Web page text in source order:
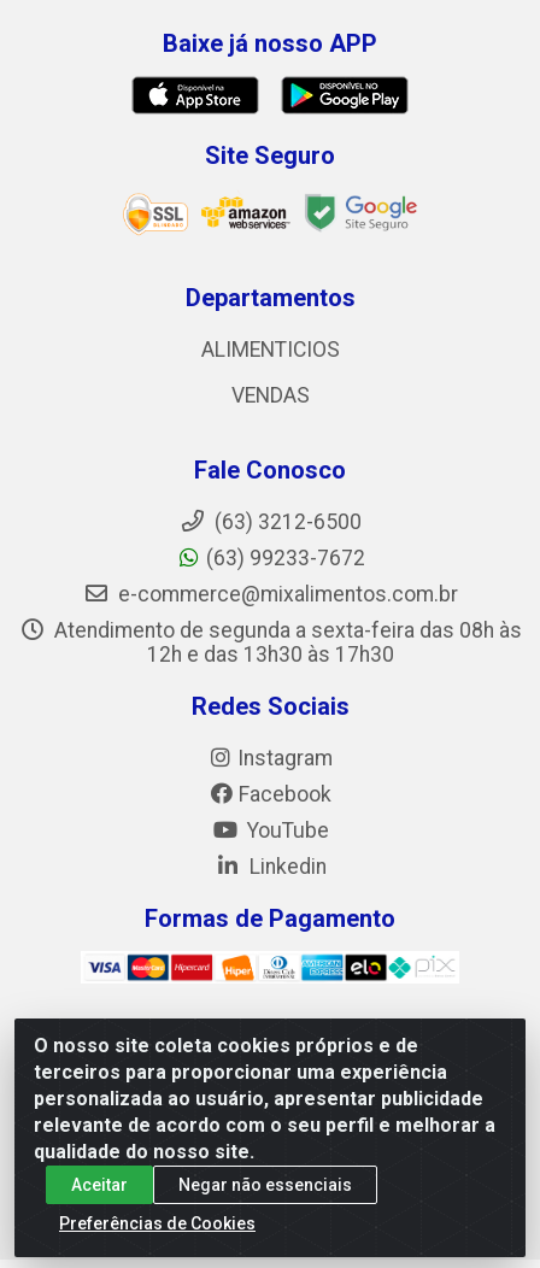
O nosso site coleta cookies próprios e de
terceiros para proporcionar uma experiência
personalizada ao usuário, apresentar publicidade
relevante de acordo com o seu perfil e melhorar a
qualidade do nosso site.
Aceitar
Negar não essenciais
Preferências de Cookies
Baixe já nosso APP
Site Seguro
Departamentos
ALIMENTICIOS
VENDAS
Fale Conosco
(63) 3212-6500
(63) 99233-7672
e-commerce@mixalimentos.com.br
Atendimento de segunda a sexta-feira das 08h às
12h e das 13h30 às 17h30
Redes Sociais
Instagram
Facebook
YouTube
Linkedin
Formas de Pagamento
Mix Alimentos LTDA - Quadra Asr Ne 55 (412 Norte), Alameda
02, S/N - Plano Diretor Norte, Palmas/TO - CEP 77.006-540 -
CNPJ 05.922.500/0001-02